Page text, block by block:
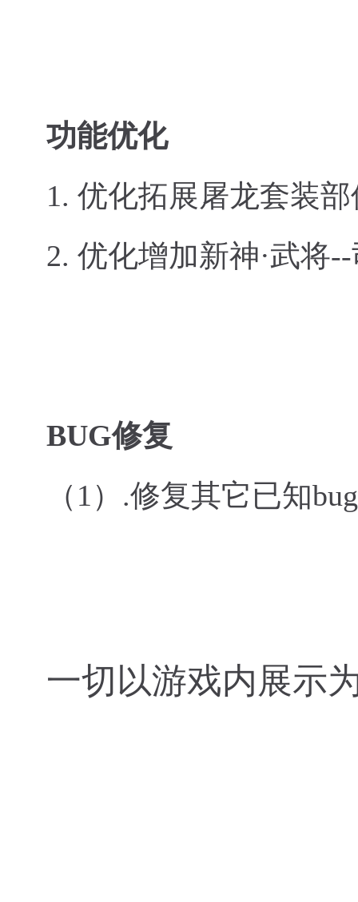
功能优化
1. 优化拓展屠龙套装
2. 优化增加新神·武将
BUG修复
（1） .修复其它已知
一切以游戏内展示